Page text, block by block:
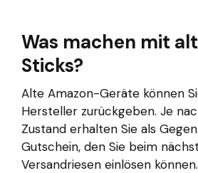
Was machen mit
Sticks?
Alte Amazon-Geräte können
Hersteller zurückgeben. Je
Zustand erhalten Sie als
Gutschein, den Sie beim
Versandriesen einlösen